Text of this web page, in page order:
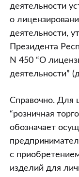
деятельности
о
деятельности,
Президента
N 450 “О
деятельности”
Справочно. Для
“розничная
обозначает
с
изделий для